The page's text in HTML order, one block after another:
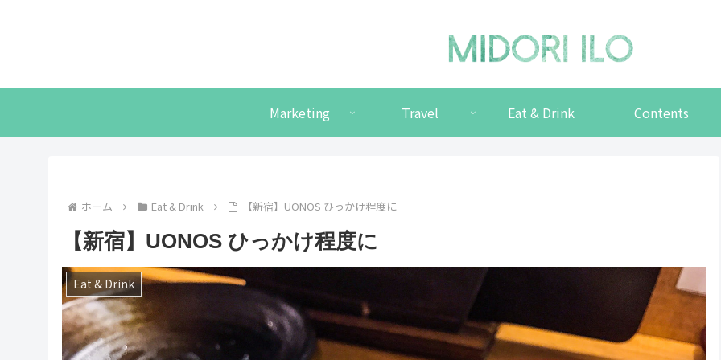
Marketing Travel Eat & Drink Contents
ホーム Eat & Drink 【新宿】UONOS ひっかけ程度に
【新宿】UONOS ひっかけ程度に
Eat & Drink